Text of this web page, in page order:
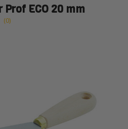
ECO 20 mm
(0)